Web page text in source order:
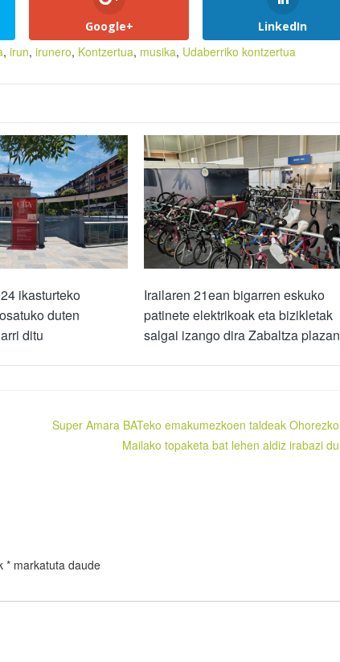
Google+ LinkedIn
, irun, irunero, Kontzertua, musika, Udaberriko kontzertua
ikasturteko
duten
ditu
Irailaren 21ean bigarren eskuko
patinete elektrikoak eta bizikletak
salgai izango dira Zabaltza plazan
Super Amara BATeko emakumezkoen taldeak Ohorezko
Mailako topaketa bat lehen aldiz irabazi du
* markatuta daude